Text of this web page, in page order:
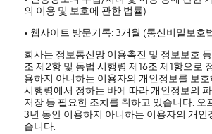
의 이용 및 보호에 관한 법률)
• 웹사이트 방문기록: 3개월 (통신비밀보호
회사는 정보통신망 이용촉진 및 정보보호
조 제2항 및 동법 시행령 제16조 제1항으로
용하지 아니하는 이용자의 개인정보를 보
시행령에서 정하는 바에 따라 개인정보의
저장 등 필요한 조치를 취하고 있습니다. 오
3년 동안 이용하지 아니하는 이용자의 개인
습니다.